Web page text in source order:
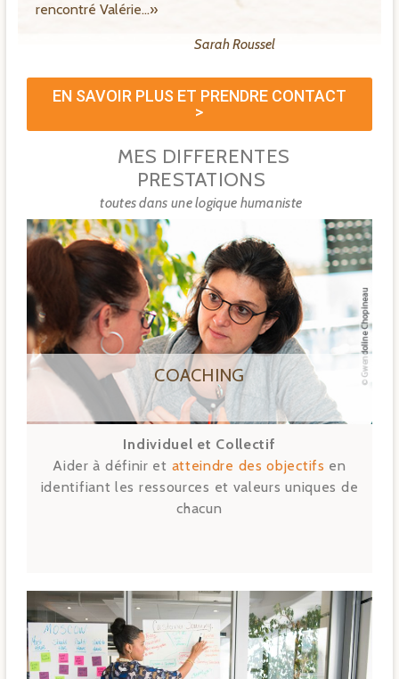
rencontré Valérie…»
Sarah Roussel
EN SAVOIR PLUS ET PRENDRE CONTACT
>
MES DIFFERENTES
PRESTATIONS
toutes dans une logique humaniste
COACHING
Individuel et Collectif
Aider à définir et atteindre des objectifs en
identifiant les ressources et valeurs uniques de
chacun